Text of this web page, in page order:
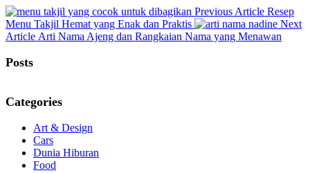
Previous Article Previous
Post:
Resep
Menu Takjil Hemat yang Enak dan Praktis
Next
Article Next
Arti Nama Ajeng dan Rangkaian Nama yang Menawan
Posts
Categories
Art & Design
Cars
Dunia Hiburan
Food